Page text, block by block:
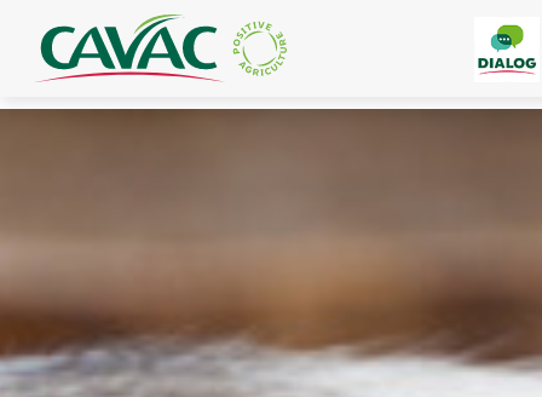
Panneau de gestion des cookies